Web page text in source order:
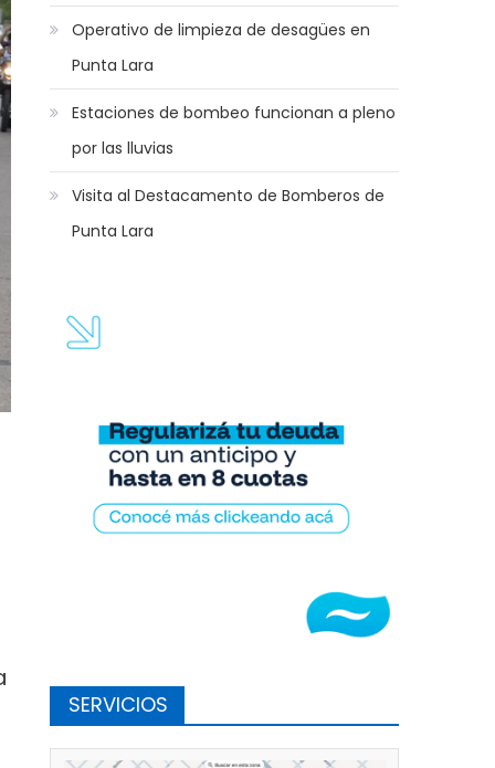
Operativo de limpieza de desagües en
Punta Lara
Estaciones de bombeo funcionan a pleno
por las lluvias
Visita al Destacamento de Bomberos de
Punta Lara
SERVICIOS